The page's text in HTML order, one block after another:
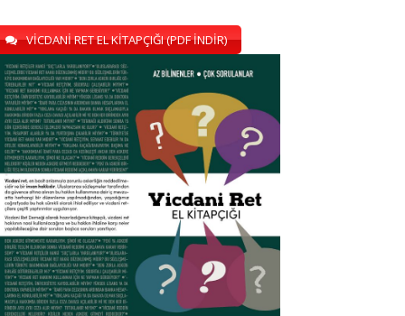
VİCDANİ RET EL KİTAPÇIĞI (PDF İNDİR)